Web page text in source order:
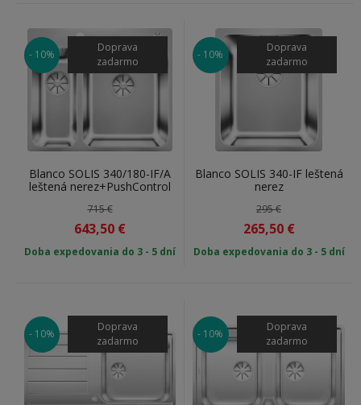
- 10%
Doprava
zadarmo
Blanco SOLIS 340/180-IF/A
leštená nerez+PushControl
715 €
643,50 €
Doba expedovania do 3 - 5 dní
- 10%
Doprava
zadarmo
Blanco SOLIS 340-IF leštená
nerez
295 €
265,50 €
Doba expedovania do 3 - 5 dní
- 10%
Doprava
zadarmo
- 10%
Doprava
zadarmo